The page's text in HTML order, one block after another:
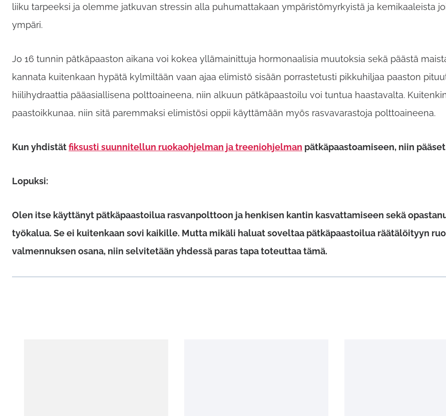
liiku tarpeeksi ja olemme jatkuvan stressin alla puhumattakaan ympäristömyrkyistä ja kemikaaleista
ympäri.
Jo 16 tunnin pätkäpaaston aikana voi kokea yllämainittuja hormonaalisia muutoksia sekä päästä
kannata kuitenkaan hypätä kylmiltään vaan ajaa elimistö sisään porrastetusti pikkuhiljaa paaston
hiilihydraattia pääasiallisena polttoaineena, niin alkuun pätkäpaastoilu voi tuntua haastavalta.
paastoikkunaa, niin sitä paremmaksi elimistösi oppii käyttämään myös rasvavarastoja polttoaineena.
Kun yhdistätfiksusti suunnitellun ruokaohjelman ja treeniohjelman pätkäpaastoamiseen, niin
Lopuksi:
Olen itse käyttänyt pätkäpaastoilua rasvanpolttoon ja henkisen kantin kasvattamiseen sekä
työkalua. Se ei kuitenkaan sovi kaikille. Mutta mikäli haluat soveltaa pätkäpaastoilua räätälöityyn
valmennuksen osana, niin selvitetään yhdessä paras tapa toteuttaa tämä.